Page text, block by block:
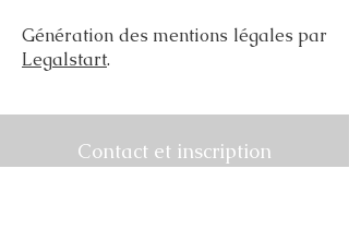
Génération des mentions légales par
Legalstart.
Contact et inscription